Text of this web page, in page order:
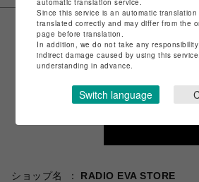
ショップ名
RADIO EVA STORE
automatic translation service.
Since this service is an automatic
translated correctly and may differ from the
page before translation.
In addition, we do not take any
indirect damage caused by using this
understanding in advance.
Switch language